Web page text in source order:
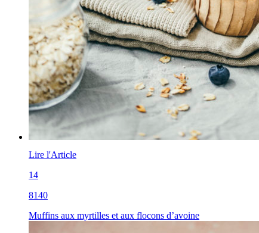
Lire l'Article
14
8140
Muffins aux myrtilles et aux flocons d’avoine